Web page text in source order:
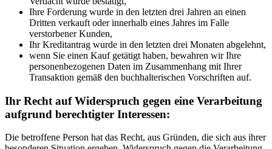
Ihre Forderung wurde in den letzten drei Jahren an einen
Dritten verkauft oder innerhalb eines Jahres im Falle
verstorbener Kunden,
Ihr Kreditantrag wurde in den letzten drei Monaten abgelehnt,
wenn Sie einen Kauf getätigt haben, bewahren wir Ihre
personenbezogenen Daten im Zusammenhang mit Ihrer
Transaktion gemäß den buchhalterischen Vorschriften auf.
Ihr Recht auf Widerspruch gegen eine Verarbeitung
aufgrund berechtigter Interessen:
Die betroffene Person hat das Recht, aus Gründen, die sich aus ihrer